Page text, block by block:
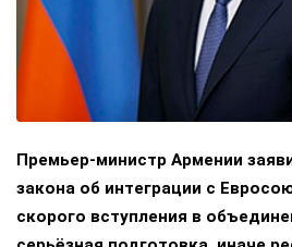
Премьер-министр Армении
закона об интеграции с
скорого вступления в